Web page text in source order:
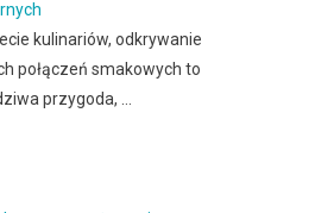
kulinariów, odkrywanie
połączeń smakowych to
przygoda, …